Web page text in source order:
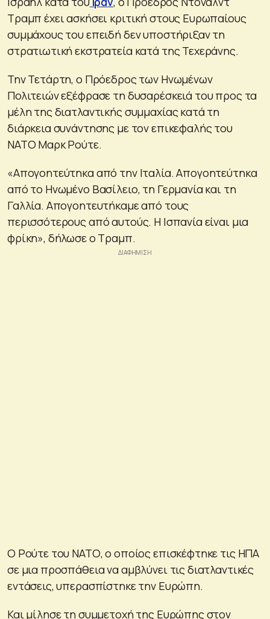
Τραμπ έχει ασκήσει κριτική στους Ευρωπαίους
συμμάχους του επειδή δεν υποστήριξαν τη
στρατιωτική εκστρατεία κατά της Τεχεράνης.
Την Τετάρτη, ο Πρόεδρος των Ηνωμένων
Πολιτειών εξέφρασε τη δυσαρέσκειά του προς τα
μέλη της διατλαντικής συμμαχίας κατά τη
διάρκεια συνάντησης με τον επικεφαλής του
ΝΑΤΟ Μαρκ Ρούτε.
«Απογοητεύτηκα από την Ιταλία. Απογοητεύτηκα
από το Ηνωμένο Βασίλειο, τη Γερμανία και τη
Γαλλία. Απογοητευτήκαμε από τους
περισσότερους από αυτούς. Η Ισπανία είναι μια
φρίκη», δήλωσε ο Τραμπ.
Ο Ρούτε του ΝΑΤΟ, ο οποίος επισκέφτηκε τις ΗΠΑ
σε μια προσπάθεια να αμβλύνει τις διατλαντικές
εντάσεις, υπερασπίστηκε την Ευρώπη.
Και μίλησε τη συμμετοχή της Ευρώπης στον